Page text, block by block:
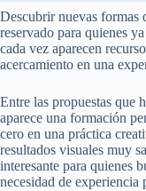
Descubrir nuevas formas
reservado para quienes
cada vez aparecen
acercamiento en una
Entre las propuestas que
aparece una formación
cero en una práctica
resultados visuales muy
interesante para quienes
necesidad de experiencia